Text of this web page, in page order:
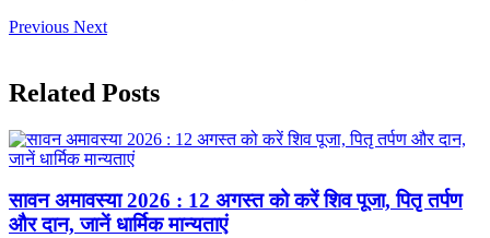
Previous Next
Related Posts
सावन अमावस्या 2026 : 12 अगस्त को करें शिव पूजा, पितृ तर्पण
और दान, जानें धार्मिक मान्यताएं